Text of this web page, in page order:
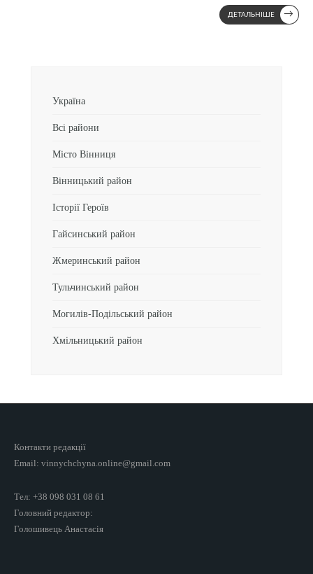
ДЕТАЛЬНІШЕ →
Україна
Всі райони
Місто Вінниця
Вінницький район
Історії Героїв
Гайсинський район
Жмеринський район
Тульчинський район
Могилів-Подільський район
Хмільницький район
Контакти редакції
Email: vinnychchyna.online@gmail.com
Тел: +38 098 031 08 61
Головний редактор:
Голошивець Анастасія